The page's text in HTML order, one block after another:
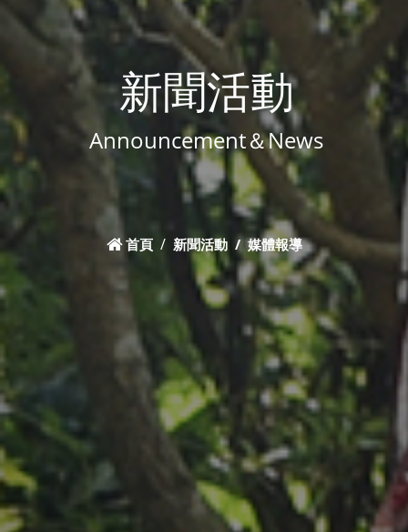
新聞活動
Announcement＆News
首頁 新聞活動 媒體報導